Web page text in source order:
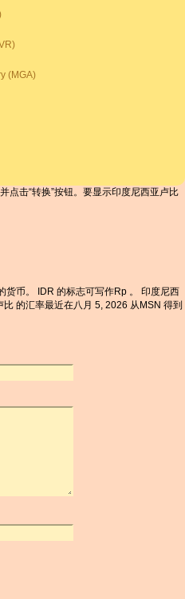
(MGA)
点击“转换”按钮。要显示印度尼西亚卢比
货币。 IDR 的标志可写作Rp 。 印度尼西
的汇率最近在八月 5, 2026 从MSN 得到